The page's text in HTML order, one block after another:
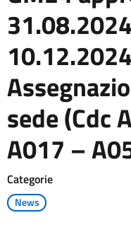
sede (Cdc
A017 –
Categorie
News